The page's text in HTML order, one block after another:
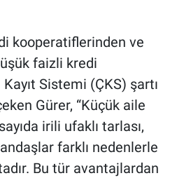
kooperatiflerinden ve
faizli kredi
Sistemi (ÇKS) şartı
Gürer, “Küçük aile
irili ufaklı tarlası,
farklı nedenlerle
Bu tür avantajlardan